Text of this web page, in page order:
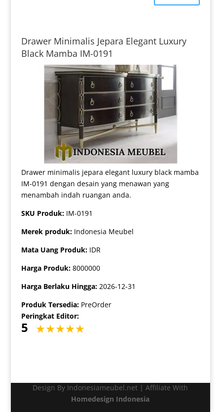
Drawer Minimalis Jepara Elegant Luxury
Black Mamba IM-0191
Drawer minimalis jepara elegant luxury black mamba
IM-0191 dengan desain yang menawan yang
menambah indah ruangan anda.
SKU Produk: IM-0191
Merek produk: Indonesia Meubel
Mata Uang Produk: IDR
Harga Produk: 8000000
Harga Berlaku Hingga: 2026-12-31
Produk Tersedia: PreOrder
Peringkat Editor:
5
Design By Indonesiameubel.net | Affiliate With
Homedesign Indonesia